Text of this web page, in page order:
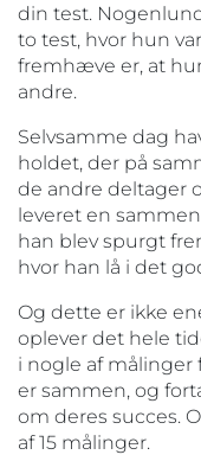
din test.
to test, hvor hun
fremhæve er, at
andre.
Selvsamme dag
holdet, der på
de andre deltager
leveret en
han blev spurgt
hvor han lå i det
Og dette er ikke
oplever det hele
i nogle af
er sammen, og
om deres succes.
af 15 målinger.